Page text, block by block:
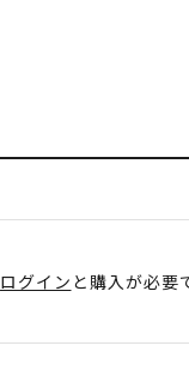
ログイン と購入が必要